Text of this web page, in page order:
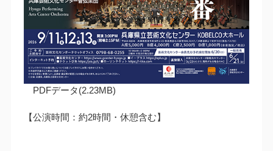
PDFデータ(2.23MB)
【公演時間：約2時間・休憩含む】